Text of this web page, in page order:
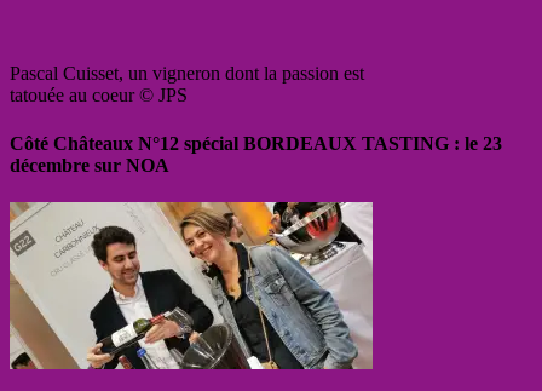
Pascal Cuisset, un vigneron dont la passion est
tatouée au coeur © JPS
Côté Châteaux N°12 spécial BORDEAUX TASTING : le 23
décembre sur NOA